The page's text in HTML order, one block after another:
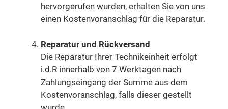
hervorgerufen wurden, erhalten Sie von uns
einen Kostenvoranschlag für die Reparatur.
Reparatur und Rückversand
Die Reparatur Ihrer Technikeinheit erfolgt
i.d.R innerhalb von 7 Werktagen nach
Zahlungseingang der Summe aus dem
Kostenvoranschlag, falls dieser gestellt